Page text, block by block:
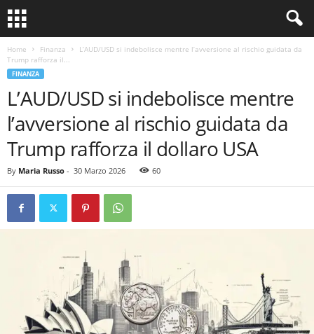
Home Finanza
L’AUD/USD si indebolisce mentre l’avversione al rischio guidata da
Trump rafforza il...
FINANZA
L’AUD/USD si indebolisce mentre
l’avversione al rischio guidata da
Trump rafforza il dollaro USA
By Maria Russo - 30 Marzo 2026 60